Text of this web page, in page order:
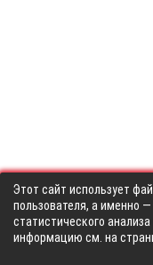
Этот сайт использует
пользователя, а именно
статистического
информацию см. на